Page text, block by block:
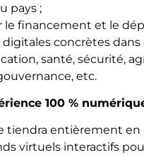
pays ;
le financement et le
concrètes dans
santé, sécurité,
etc.
100 %
tiendra entièrement en
virtuels interactifs